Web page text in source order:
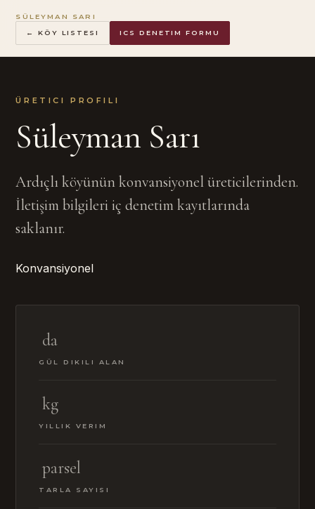
SÜLEYMAN SARI
← KÖY LISTESI ICS DENETIM FORMU
ÜRETICI PROFILI
Süleyman Sarı
Ardıçlı köyünün konvansiyonel üreticilerinden.
İletişim bilgileri iç denetim kayıtlarında
saklanır.
Konvansiyonel
da
GÜL DIKILI ALAN
kg
YILLIK VERIM
parsel
TARLA SAYISI